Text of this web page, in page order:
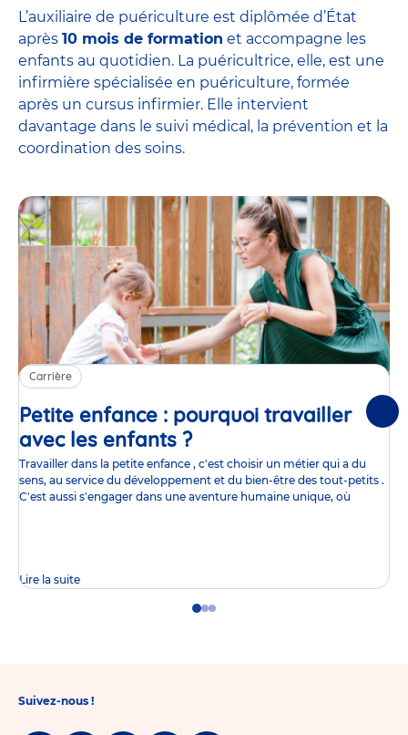
L’auxiliaire de puériculture est diplômée d’État
après 10 mois de formation et accompagne les
enfants au quotidien. La puéricultrice, elle, est une
infirmière spécialisée en puériculture, formée
après un cursus infirmier. Elle intervient
davantage dans le suivi médical, la prévention et la
coordination des soins.
Carrière
Petite enfance : pourquoi travailler
avec les enfants ?Article
Travailler dans la petite enfance , c'est choisir un métier qui a du
sens, au service du développement et du bien-être des tout-petits .
C'est aussi s'engager dans une aventure humaine unique, où
Lire la suite
GoGoGo
Suivez-nous !